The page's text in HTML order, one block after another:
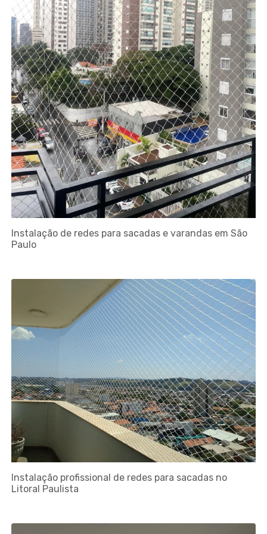
Instalação de redes para sacadas e varandas em São
Paulo
Instalação profissional de redes para sacadas no
Litoral Paulista